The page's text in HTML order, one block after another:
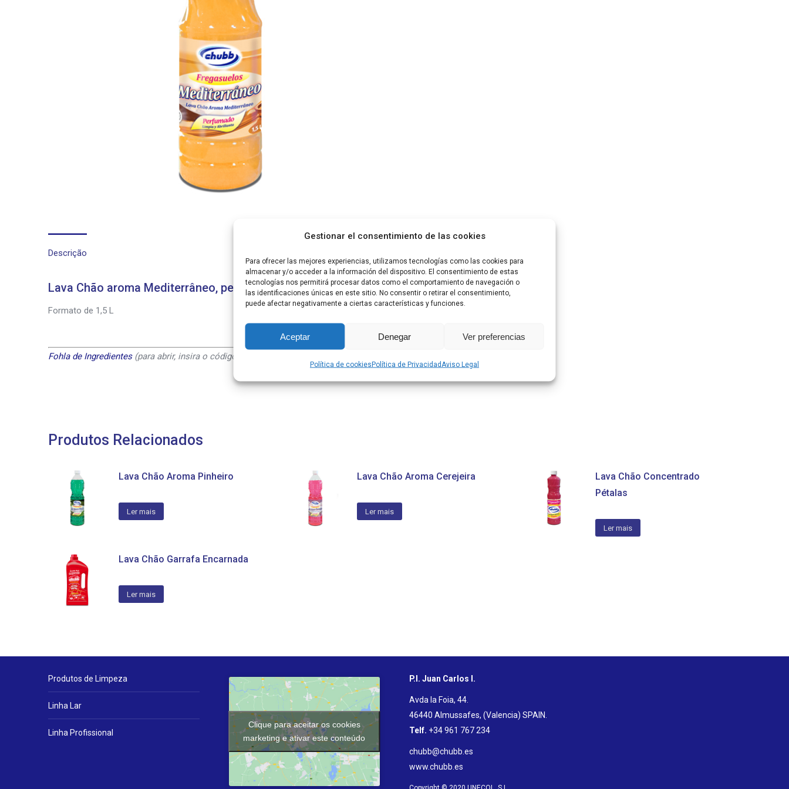
Gestionar el consentimiento de las cookies
Para ofrecer las mejores experiencias, utilizamos tecnologías como las cookies para
almacenar y/o acceder a la información del dispositivo. El consentimiento de estas
tecnologías nos permitirá procesar datos como el comportamiento de navegación o
las identificaciones únicas en este sitio. No consentir o retirar el consentimiento,
puede afectar negativamente a ciertas características y funciones.
Aceptar Denegar Ver preferencias
Política de cookiesPolítica de Privacidad Aviso Legal
Descrição
Lava Chão aroma Mediterrâneo, perfume intenso
Formato de 1,5 L
Fohla de Ingredientes(para abrir, insira o código EAN13 do produto)
Produtos Relacionados
Lava Chão Aroma Pinheiro
Ler mais
Lava Chão Aroma Cerejeira
Ler mais
Lava Chão Concentrado
Pétalas
Ler mais
Lava Chão Garrafa Encarnada
Ler mais
Produtos de Limpeza
Linha Lar
Linha Profissional
Clique para aceitar os cookies
marketing e ativar este conteúdo
P.I. Juan Carlos I.
Avda la Foia, 44.
46440 Almussafes, (Valencia) SPAIN
Telf. +34 961 767 234
chubb@chubb.es
www.chubb.es